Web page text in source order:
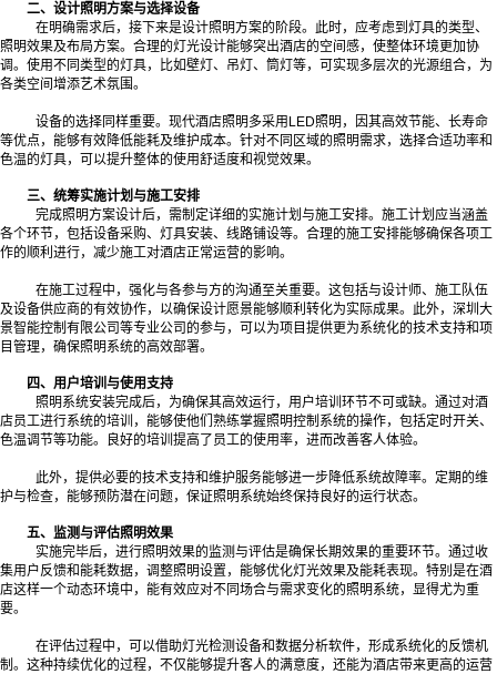
二、设计照明方案与选择设备
在明确需求后，接下来是设计照明方案的阶段。此时，应考虑到灯具的类型、
照明效果及布局方案。合理的灯光设计能够突出酒店的空间感，使整体环境更加协
调。使用不同类型的灯具，比如壁灯、吊灯、筒灯等，可实现多层次的光源组合，为
各类空间增添艺术氛围。
设备的选择同样重要。现代酒店照明多采用LED照明，因其高效节能、长寿命
等优点，能够有效降低能耗及维护成本。针对不同区域的照明需求，选择合适功率和
色温的灯具，可以提升整体的使用舒适度和视觉效果。
三、统筹实施计划与施工安排
完成照明方案设计后，需制定详细的实施计划与施工安排。施工计划应当涵盖
各个环节，包括设备采购、灯具安装、线路铺设等。合理的施工安排能够确保各项工
作的顺利进行，减少施工对酒店正常运营的影响。
在施工过程中，强化与各参与方的沟通至关重要。这包括与设计师、施工队伍
及设备供应商的有效协作，以确保设计愿景能够顺利转化为实际成果。此外，深圳大
景智能控制有限公司等专业公司的参与，可以为项目提供更为系统化的技术支持和项
目管理，确保照明系统的高效部署。
四、用户培训与使用支持
照明系统安装完成后，为确保其高效运行，用户培训环节不可或缺。通过对酒
店员工进行系统的培训，能够使他们熟练掌握照明控制系统的操作，包括定时开关、
色温调节等功能。良好的培训提高了员工的使用率，进而改善客人体验。
此外，提供必要的技术支持和维护服务能够进一步降低系统故障率。定期的维
护与检查，能够预防潜在问题，保证照明系统始终保持良好的运行状态。
五、监测与评估照明效果
实施完毕后，进行照明效果的监测与评估是确保长期效果的重要环节。通过收
集用户反馈和能耗数据，调整照明设置，能够优化灯光效果及能耗表现。特别是在酒
店这样一个动态环境中，能有效应对不同场合与需求变化的照明系统，显得尤为重
要。
在评估过程中，可以借助灯光检测设备和数据分析软件，形成系统化的反馈机
制。这种持续优化的过程，不仅能够提升客人的满意度，还能为酒店带来更高的运营